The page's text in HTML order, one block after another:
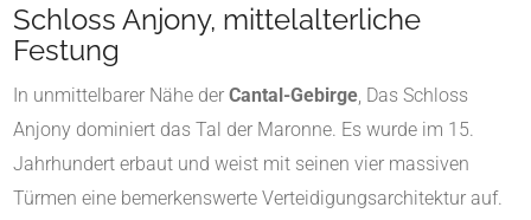
Schloss Anjony, mittelalterliche
Festung
In unmittelbarer Nähe der Cantal-Gebirge, Das Schloss
Anjony dominiert das Tal der Maronne. Es wurde im 15.
Jahrhundert erbaut und weist mit seinen vier massiven
Türmen eine bemerkenswerte Verteidigungsarchitektur auf.